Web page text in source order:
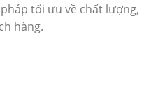
tối ưu về chất lượng,
hàng.